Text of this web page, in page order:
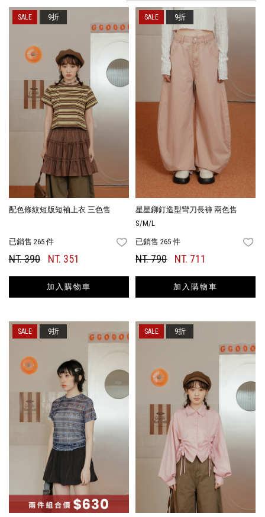
配色條紋短版短袖上衣 三色售
已銷售 265 件 FAVORITES
NT. 390 NT. 351
加入購物車
9折
星星鉚釘造型彎刀長褲 兩色售
S/M/L
已銷售 265 件
NT. 790 NT. 711
加入購物車
9折
9折 9折